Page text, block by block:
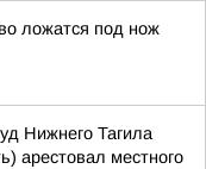
ложатся под нож
Нижнего Тагила
арестовал местного